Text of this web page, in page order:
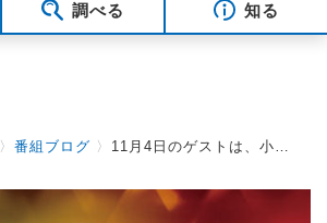
調べる 知る
〉番組ブログ 〉 11月4日のゲストは、小室等さん、レーモンド松屋さん（電話インタビュー）です！